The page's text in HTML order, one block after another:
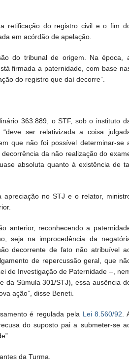
retificação do registro civil e o fim
em acórdão de apelação.
do tribunal de origem. Na época,
firmada a paternidade, com base
do registro que daí decorre”.
363.889, o STF, sob o instituto
ser relativizada a coisa
que não foi possível determinar-se
da não realização do
absoluta quanto à existência de
no STJ e o relator,
anterior, reconhecendo a
seja na improcedência da
decorrente de fato não atribuível
de repercussão geral, que
de Investigação de Paternidade –,
da Súmula 301/STJ), essa ausência
ação”, disse Beneti.
é regulada pela Lei 8.560/92 .
do suposto pai a submeter-se
da Turma.